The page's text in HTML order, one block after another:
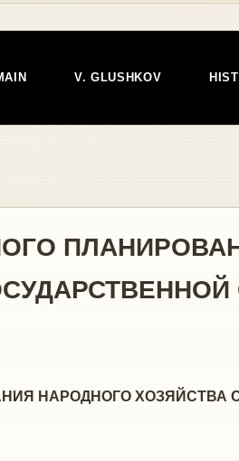
V. GLUSHKOV
НАРОДНОГО ХОЗЯЙСТВА